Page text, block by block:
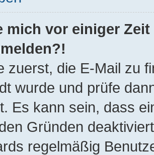
mich vor einiger
zuerst, die E-Mail zu
wurde und prüfe
Es kann sein, dass
Gründen
regelmäßig